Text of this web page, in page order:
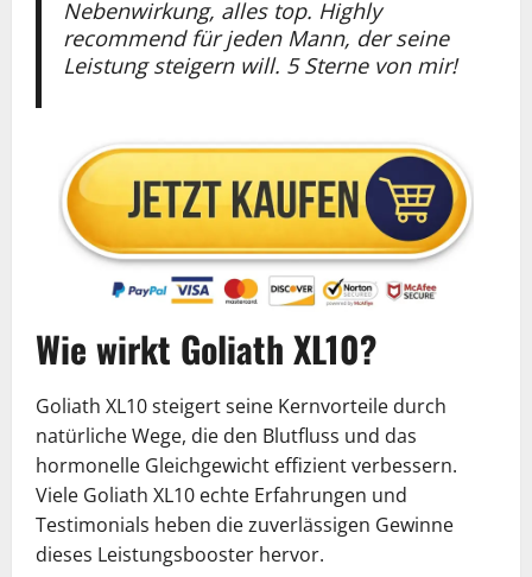
Nebenwirkung, alles top. Highly
recommend für jeden Mann, der seine
Leistung steigern will. 5 Sterne von mir!
Wie wirkt Goliath XL10?
Goliath XL10 steigert seine Kernvorteile durch
natürliche Wege, die den Blutfluss und das
hormonelle Gleichgewicht effizient verbessern.
Viele Goliath XL10 echte Erfahrungen und
Testimonials heben die zuverlässigen Gewinne
dieses Leistungsbooster hervor.